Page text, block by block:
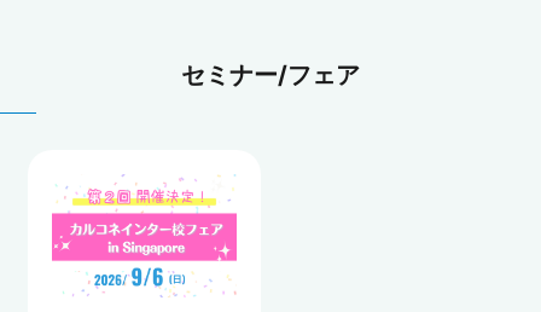
セミナー/フェア